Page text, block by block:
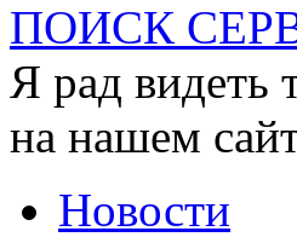
ПОИСК
Я рад видеть
на нашем
Новости